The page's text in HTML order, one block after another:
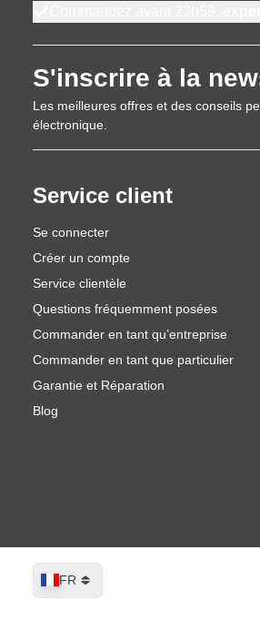
S'inscrire à la
Les meilleures offres et des conseils
électronique.
Service client
Se connecter
Créer un compte
Service clientèle
Questions fréquemment posées
Commander en tant qu’entreprise
Commander en tant que particulier
Garantie et Réparation
Blog
Langue
FR